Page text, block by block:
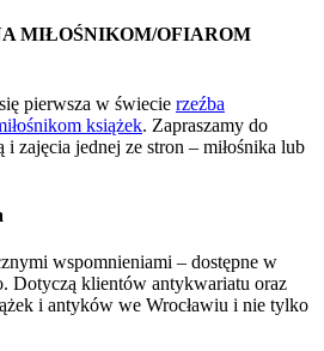
MIŁOŚNIKOM/OFIAROM
pierwsza w świecie rzeźba
książek. Zapraszamy do
zajęcia jednej ze stron – miłośnika lub
wspomnieniami – dostępne w
Dotyczą klientów antykwariatu oraz
i antyków we Wrocławiu i nie tylko